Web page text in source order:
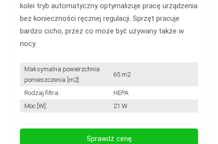
kolei tryb automatyczny optymalizuje pracę urządzenia
bez konieczności ręcznej regulacji. Sprzęt pracuje
bardzo cicho, przez co może być używany także w
nocy.
Maksymalna powierzchnia
pomieszczenia [m2]:
65 m2
Rodzaj filtra:
HEPA
Moc [W]:
21 W
Sprawdź cenę